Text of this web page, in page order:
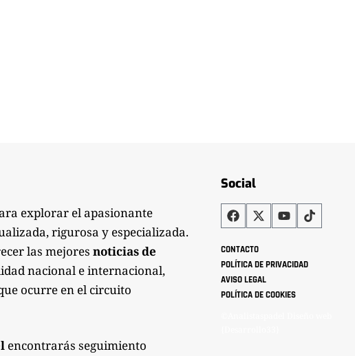
explorar el apasionante
rigurosa y especializada.
las mejores noticias de
nacional e internacional,
ocurre en el circuito
encontrarás seguimiento
Social
CONTACTO
POLÍTICA DE PRIVACIDAD
AVISO LEGAL
POLÍTICA DE COOKIES